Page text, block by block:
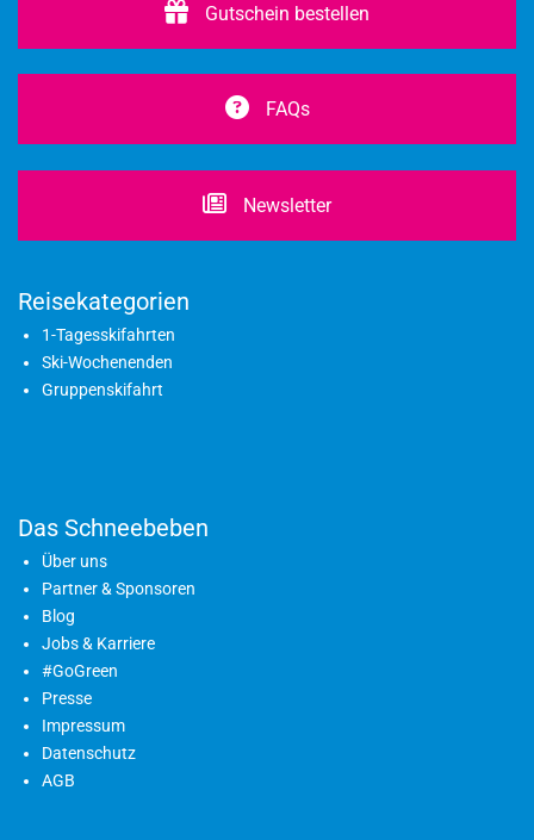
Gutschein bestellen
FAQs
Newsletter
Reisekategorien
1-Tagesskifahrten
Ski-Wochenenden
Gruppenskifahrt
Das Schneebeben
Über uns
Partner & Sponsoren
Blog
Jobs & Karriere
#GoGreen
Presse
Impressum
Datenschutz
AGB